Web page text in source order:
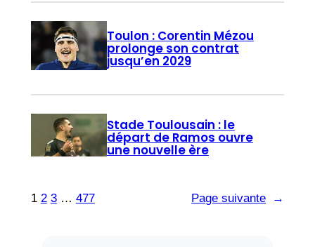
Toulon : Corentin Mézou
prolonge son contrat
jusqu’en 2029
Stade Toulousain : le
départ de Ramos ouvre
une nouvelle ère
1 2 3 … 477 Page suivante →